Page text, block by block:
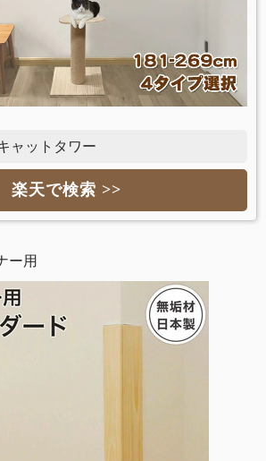
ャットタワー
楽天で検索 >>
ー用